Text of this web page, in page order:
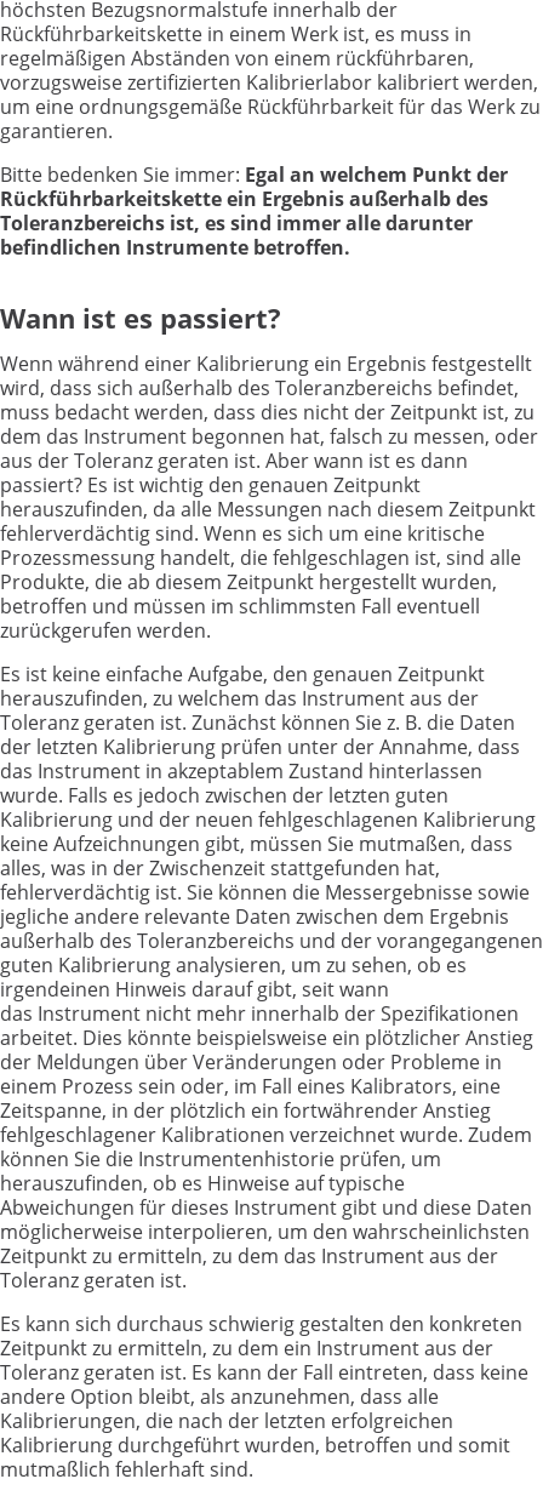
höchsten Bezugsnormalstufe innerhalb der
Rückführbarkeitskette in einem Werk ist, es muss in
regelmäßigen Abständen von einem rückführbaren,
vorzugsweise zertifizierten Kalibrierlabor kalibriert werden,
um eine ordnungsgemäße Rückführbarkeit für das Werk zu
garantieren.
Bitte bedenken Sie immer: Egal an welchem Punkt der
Rückführbarkeitskette ein Ergebnis außerhalb des
Toleranzbereichs ist, es sind immer alle darunter
befindlichen Instrumente betroffen.
Wann ist es passiert?
Wenn während einer Kalibrierung ein Ergebnis festgestellt
wird, dass sich außerhalb des Toleranzbereichs befindet,
muss bedacht werden, dass dies nicht der Zeitpunkt ist, zu
dem das Instrument begonnen hat, falsch zu messen, oder
aus der Toleranz geraten ist. Aber wann ist es dann
passiert? Es ist wichtig den genauen Zeitpunkt
herauszufinden, da alle Messungen nach diesem Zeitpunkt
fehlerverdächtig sind. Wenn es sich um eine kritische
Prozessmessung handelt, die fehlgeschlagen ist, sind alle
Produkte, die ab diesem Zeitpunkt hergestellt wurden,
betroffen und müssen im schlimmsten Fall eventuell
zurückgerufen werden.
Es ist keine einfache Aufgabe, den genauen Zeitpunkt
herauszufinden, zu welchem das Instrument aus der
Toleranz geraten ist. Zunächst können Sie z. B. die Daten
der letzten Kalibrierung prüfen unter der Annahme, dass
das Instrument in akzeptablem Zustand hinterlassen
wurde. Falls es jedoch zwischen der letzten guten
Kalibrierung und der neuen fehlgeschlagenen Kalibrierung
keine Aufzeichnungen gibt, müssen Sie mutmaßen, dass
alles, was in der Zwischenzeit stattgefunden hat,
fehlerverdächtig ist. Sie können die Messergebnisse sowie
jegliche andere relevante Daten zwischen dem Ergebnis
außerhalb des Toleranzbereichs und der vorangegangenen
guten Kalibrierung analysieren, um zu sehen, ob es
irgendeinen Hinweis darauf gibt, seit wann
das Instrument nicht mehr innerhalb der Spezifikationen
arbeitet. Dies könnte beispielsweise ein plötzlicher Anstieg
der Meldungen über Veränderungen oder Probleme in
einem Prozess sein oder, im Fall eines Kalibrators, eine
Zeitspanne, in der plötzlich ein fortwährender Anstieg
fehlgeschlagener Kalibrationen verzeichnet wurde. Zudem
können Sie die Instrumentenhistorie prüfen, um
herauszufinden, ob es Hinweise auf typische
Abweichungen für dieses Instrument gibt und diese Daten
möglicherweise interpolieren, um den wahrscheinlichsten
Zeitpunkt zu ermitteln, zu dem das Instrument aus der
Toleranz geraten ist.
Es kann sich durchaus schwierig gestalten den konkreten
Zeitpunkt zu ermitteln, zu dem ein Instrument aus der
Toleranz geraten ist. Es kann der Fall eintreten, dass keine
andere Option bleibt, als anzunehmen, dass alle
Kalibrierungen, die nach der letzten erfolgreichen
Kalibrierung durchgeführt wurden, betroffen und somit
mutmaßlich fehlerhaft sind.